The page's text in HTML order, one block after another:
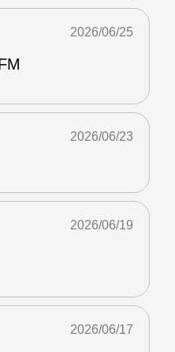
2026/06/25
2026/06/23
2026/06/19
2026/06/17